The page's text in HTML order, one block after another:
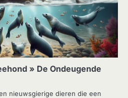
» De Ondeugende
nieuwsgierige dieren die een